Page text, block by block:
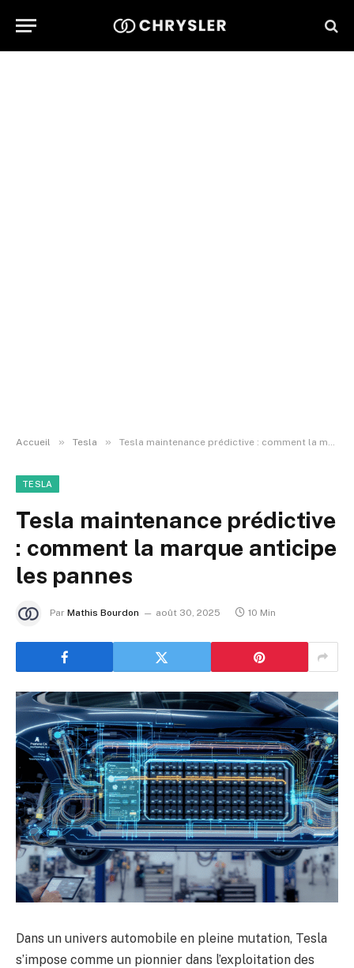
Accueil » Tesla » Tesla maintenance prédictive : comment la marque anticipe les pannes
TESLA
Tesla maintenance prédictive
: comment la marque anticipe
les pannes
Par Mathis Bourdon août 30, 2025 10 Min
Dans un univers automobile en pleine mutation, Tesla
s’impose comme un pionnier dans l’exploitation des